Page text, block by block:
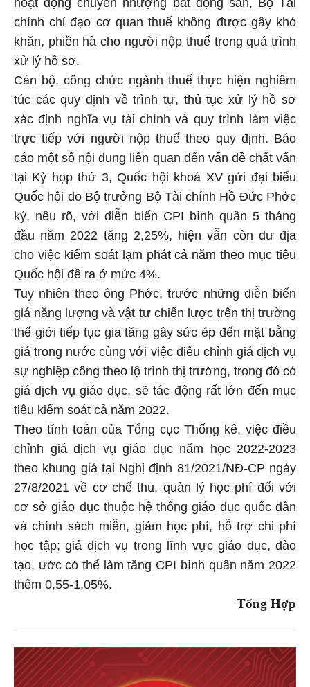
chính chỉ đạo cơ quan thuế không được gây khó
khăn, phiền hà cho người nộp thuế trong quá trình
xử lý hồ sơ.
Cán bộ, công chức ngành thuế thực hiện nghiêm
túc các quy định về trình tự, thủ tục xử lý hồ sơ
xác định nghĩa vụ tài chính và quy trình làm việc
trực tiếp với người nộp thuế theo quy định. Báo
cáo một số nội dung liên quan đến vấn đề chất vấn
tại Kỳ họp thứ 3, Quốc hội khoá XV gửi đại biểu
Quốc hội do Bộ trưởng Bộ Tài chính Hồ Đức Phớc
ký, nêu rõ, với diễn biến CPI bình quân 5 tháng
đầu năm 2022 tăng 2,25%, hiện vẫn còn dư địa
cho việc kiểm soát lạm phát cả năm theo mục tiêu
Quốc hội đề ra ở mức 4%.
Tuy nhiên theo ông Phớc, trước những diễn biến
giá năng lượng và vật tư chiến lược trên thị trường
thế giới tiếp tục gia tăng gây sức ép đến mặt bằng
giá trong nước cùng với việc điều chỉnh giá dịch vụ
sự nghiệp công theo lộ trình thị trường, trong đó có
giá dịch vụ giáo dục, sẽ tác động rất lớn đến mục
tiêu kiểm soát cả năm 2022.
Theo tính toán của Tổng cục Thống kê, việc điều
chỉnh giá dịch vụ giáo dục năm học 2022-2023
theo khung giá tại Nghị định 81/2021/NĐ-CP ngày
27/8/2021 về cơ chế thu, quản lý học phí đối với
cơ sở giáo dục thuộc hệ thống giáo dục quốc dân
và chính sách miễn, giảm học phí, hỗ trợ chi phí
học tập; giá dịch vụ trong lĩnh vực giáo dục, đào
tạo, ước có thể làm tăng CPI bình quân năm 2022
thêm 0,55-1,05%.
Tổng Hợp